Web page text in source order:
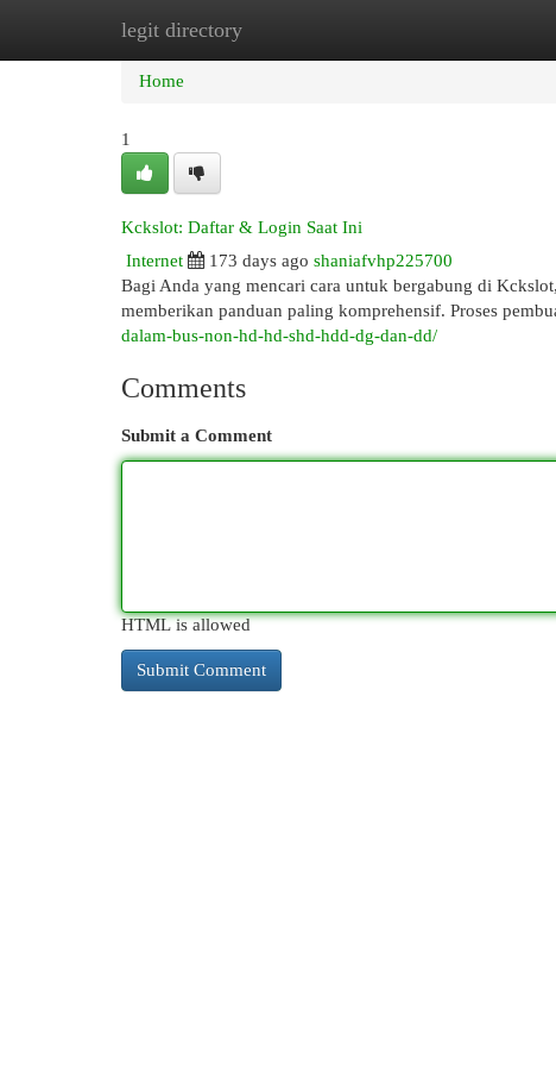
legit directory
Home New Site Listings
Home
1
Kckslot: Daftar & Login Saat Ini
Internet
173 days ago shaniafvhp225700
Bagi Anda yang mencari cara untuk bergabung di
memberikan panduan paling komprehensif. Proses
dalam-bus-non-hd-hd-shd-hdd-dg-dan-dd/
Comments
Submit a Comment
HTML is allowed